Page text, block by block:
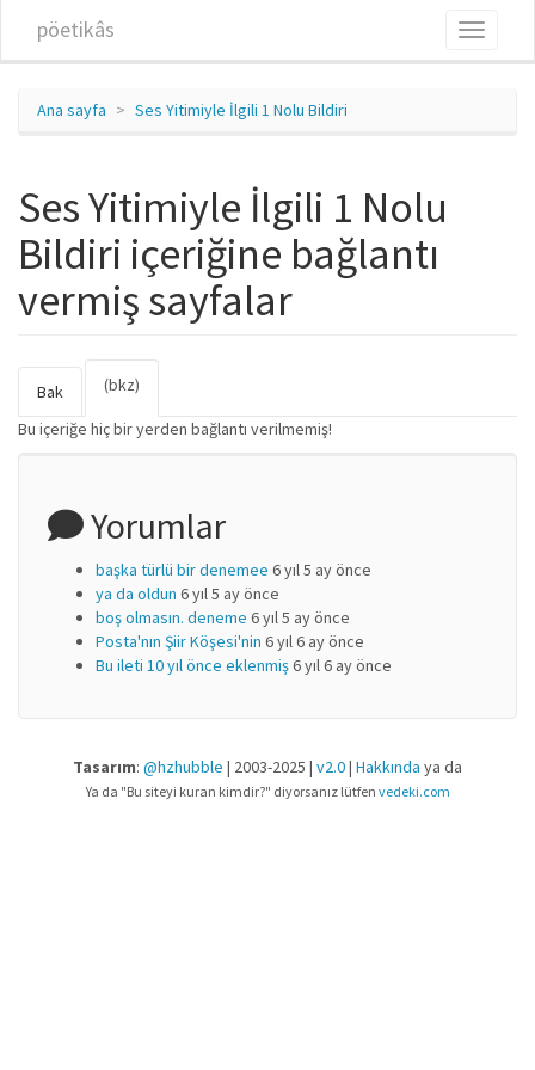
pöetikâs
Toggle
Ana sayfa Ses Yitimiyle İlgili 1 Nolu Bildiri
Ses Yitimiyle İlgili 1 Nolu
Bildiri içeriğine bağlantı
vermiş sayfalar
Birincil sekmeler
Bak (bkz)
Bu içeriğe hiç bir yerden bağlantı verilmemiş!
Yorumlar
başka türlü bir denemee 6 yıl 5 ay önce
ya da oldun 6 yıl 5 ay önce
boş olmasın. deneme 6 yıl 5 ay önce
Posta'nın Şiir Köşesi'nin 6 yıl 6 ay önce
Bu ileti 10 yıl önce eklenmiş6 yıl 6 ay önce
Tasarım: @hzhubble | 2003-2025 | v2.0| Hakkında ya da
Ya da "Bu siteyi kuran kimdir?" diyorsanız lütfen vedeki.com